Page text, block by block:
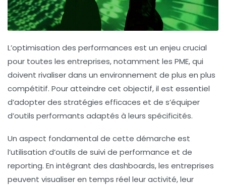
L’optimisation des performances est un enjeu crucial
pour toutes les entreprises, notamment les PME, qui
doivent rivaliser dans un environnement de plus en plus
compétitif. Pour atteindre cet objectif, il est essentiel
d’adopter des stratégies efficaces et de s’équiper
d’outils performants adaptés à leurs spécificités.
Un aspect fondamental de cette démarche est
l’utilisation d’outils de suivi de performance et de
reporting. En intégrant des dashboards, les entreprises
peuvent visualiser en temps réel leur activité, leur